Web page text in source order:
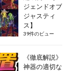
ジェンドオブ
ジャスティ
ス】
39件のビュー
《徹底解説》
神器の適切な